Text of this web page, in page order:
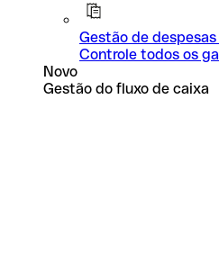
Gestão de
Controle todos os
Novo
Gestão do fluxo de caixa